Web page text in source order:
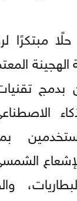
مبتكرًا
الهجينة
بدمج